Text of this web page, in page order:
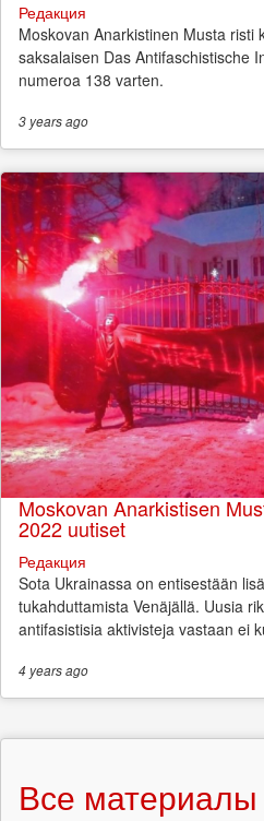
Редакция
Moskovan Anarkistinen Musta risti
saksalaisen Das Antifaschistische
numeroa 138 varten.
3 yearsago
Moskovan Anarkistisen
2022 uutiset
Редакция
Sota Ukrainassa on entisestään
tukahduttamista Venäjällä. Uusia
antifasistisia aktivisteja vastaan ei
4 yearsago
Все материалы